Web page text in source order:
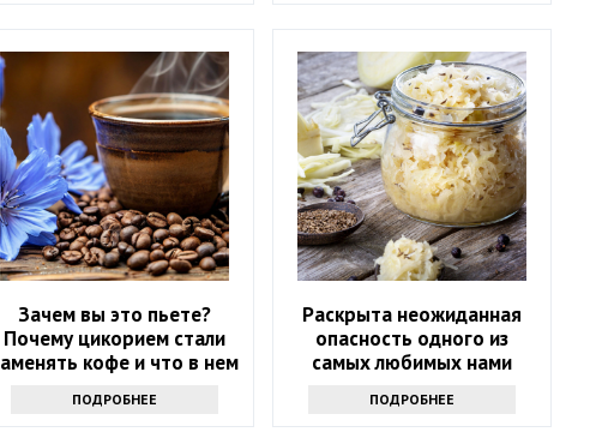
Зачем вы это пьете?
Почему цикорием стали
кофе и что в нем
ПОДРОБНЕЕ
Раскрыта неожиданная
опасность одного из
самых любимых нами
ПОДРОБНЕЕ